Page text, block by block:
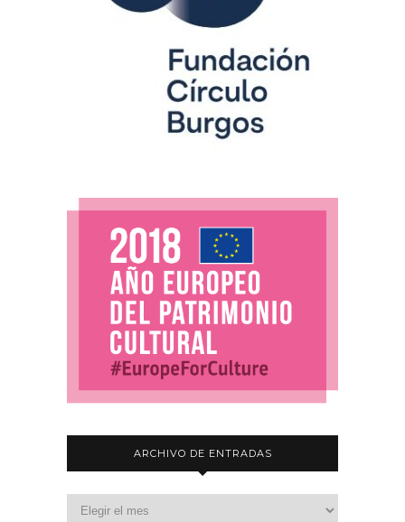
ARCHIVO DE ENTRADAS